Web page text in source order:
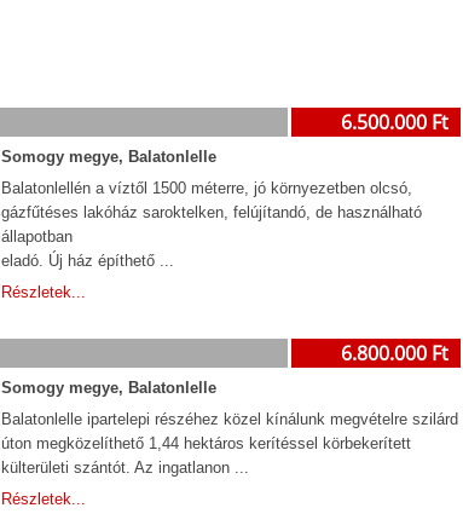
6.500.000 Ft
Somogy megye, Balatonlelle
Balatonlellén a víztől 1500 méterre, jó környezetben olcsó,
gázfűtéses lakóház saroktelken, felújítandó, de használható
állapotban
eladó. Új ház építhető ...
Részletek...
6.800.000 Ft
Somogy megye, Balatonlelle
Balatonlelle ipartelepi részéhez közel kínálunk megvételre szilárd
úton megközelíthető 1,44 hektáros kerítéssel körbekerített
külterületi szántót. Az ingatlanon ...
Részletek...